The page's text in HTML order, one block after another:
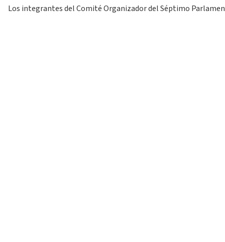
Los integrantes del Comité Organizador del Séptimo